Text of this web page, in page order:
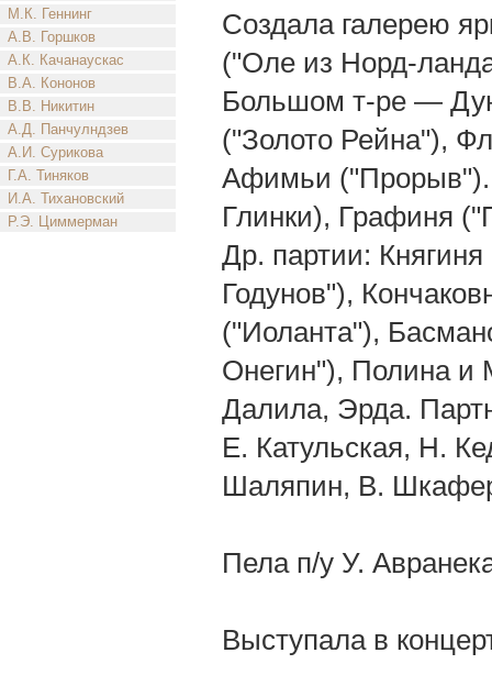
М.К. Геннинг
А.В. Горшков
А.К. Качанаускас
В.А. Кононов
В.В. Никитин
А.Д. Панчулндзев
А.И. Сурикова
Г.А. Тиняков
И.А. Тихановский
Р.Э. Циммерман
Создала галерею
("Оле из Норд-
Большом т-ре —
("Золото Рейна"),
Афимьи ("Прорыв").
Глинки), Графиня
Др. партии:
Годунов"),
("Иоланта"),
Онегин"), Полина и
Далила, Эрда.
Е. Катульская, Н.
Шаляпин, В.
Пела п/у У.
Выступала в